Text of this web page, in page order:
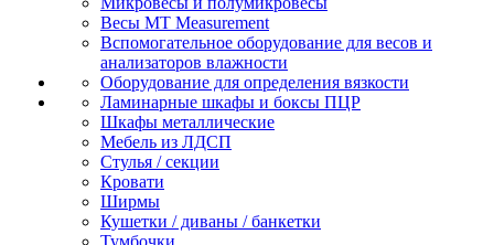
Весы MT Measurement
Вспомогательное оборудование для весов и
анализаторов влажности
Оборудование для определения вязкости
Ламинарные шкафы и боксы ПЦР
Шкафы металлические
Мебель из ЛДСП
Стулья / секции
Кровати
Ширмы
Кушетки / диваны / банкетки
Тумбочки